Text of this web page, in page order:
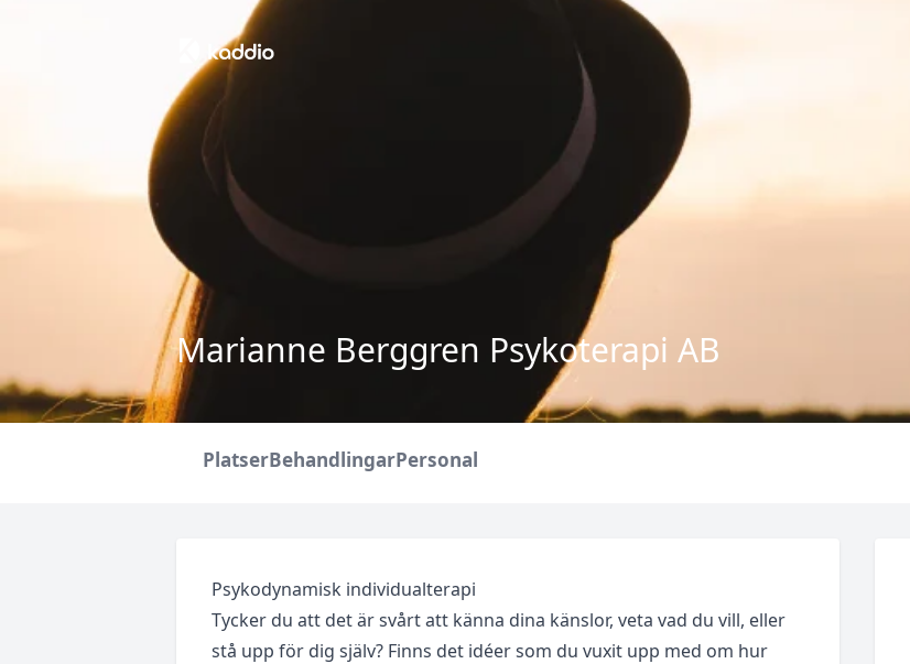
Marianne Berggren Psykoterapi AB
PlatserBehandlingarPersonal
Psykodynamisk individualterapi
Tycker du att det är svårt att känna dina känslor, veta vad du vill, eller
stå upp för dig själv? Finns det idéer som du vuxit upp med om hur